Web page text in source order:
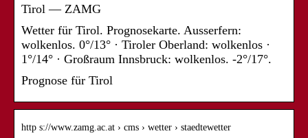
Tirol — ZAMG
Wetter für Tirol. Prognosekarte. Ausserfern:
wolkenlos. 0°/13° · Tiroler Oberland: wolkenlos ·
1°/14° · Großraum Innsbruck: wolkenlos. -2°/17°.
Prognose für Tirol
http s://www.zamg.ac.at › cms › wetter › staedtewetter